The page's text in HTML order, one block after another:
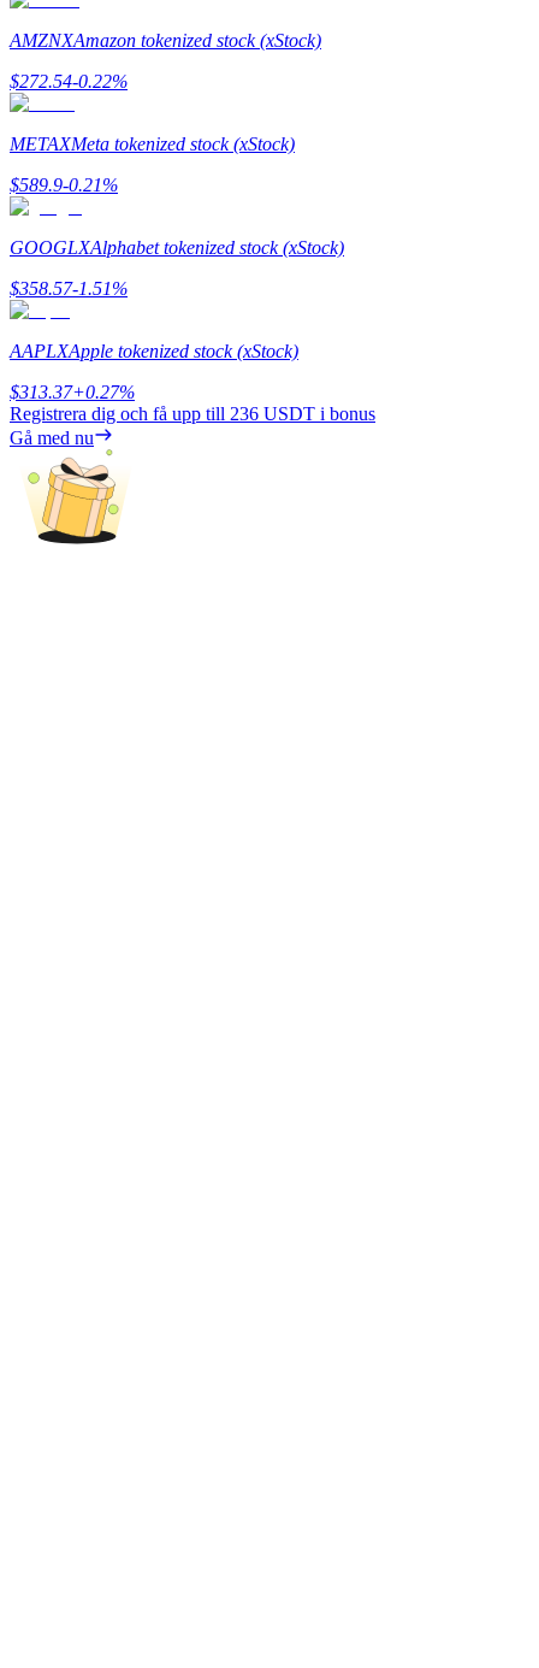
Lär dig Staking
Lär dig mer om att tjäna passiv inkomst
Bitrue
Bitrue Partners
AMZNXAmazon tokenized stock (xStock)
$272.54-0.22%
METAXMeta tokenized stock (xStock)
$589.9-0.21%
GOOGLXAlphabet tokenized stock (xStock)
$358.57-1.51%
AAPLXApple tokenized stock (xStock)
$313.37+0.27%
Registrera dig och få upp till 236 USDT i bonus
Gå med nu